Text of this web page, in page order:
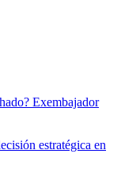
Exembajador
estratégica en